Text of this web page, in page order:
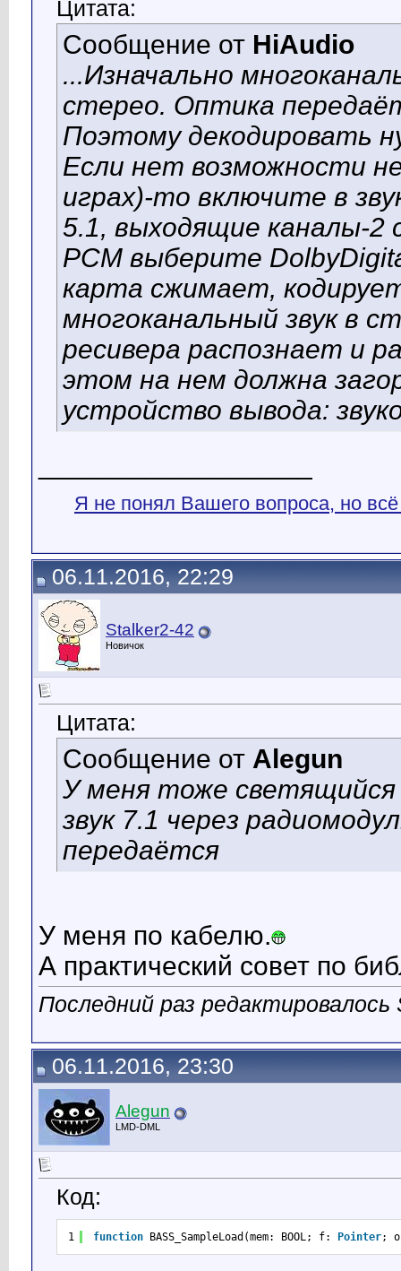
Цитата:
Сообщение от HiAudio
...Изначально
стерео. Оптика
Поэтому декодировать
Если нет возможности
играх)-то включите в
5.1, выходящие каналы-2
PCM выберите
карта сжимает,
многоканальный звук в
ресивера распознает и
этом на нем должна
устройство вывода:
Я не понял Вашего вопроса, но
06.11.2016, 22:29
Stalker2-42
Новичок
Цитата:
Сообщение от Alegun
У меня тоже светящийся
звук 7.1 через
передаётся
У меня по кабелю.
А практический совет по
Последний раз
06.11.2016, 23:30
Alegun
LMD-DML
Код:
1 function BASS_SampleLoad(mem: BOOL; f: Pointer;